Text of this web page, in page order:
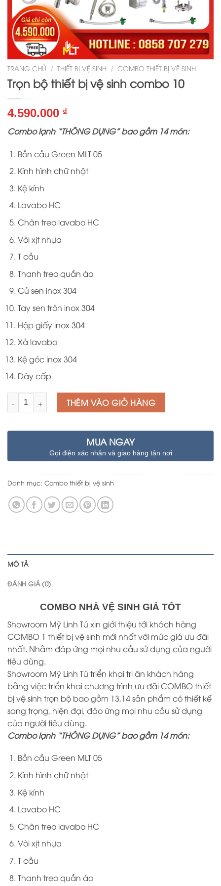
TRANG CHỦ / THIẾT BỊ VỆ SINH / COMBO THIẾT BỊ VỆ SINH
Trọn bộ thiết bị vệ sinh combo 10
4.590.000 ₫
Combo lạnh “THÔNG DỤNG” bao gồm 14 món:
Bồn cầu Green MLT 05
Kính hình chữ nhật
Kệ kính
Lavabo HC
Chân treo lavabo HC
Vòi xịt nhựa
T cầu
Thanh treo quần áo
Củ sen inox 304
Tay sen tròn inox 304
Hộp giấy inox 304
Xả lavabo
Kệ góc inox 304
Dây cấp
Số lượng THÊM VÀO GIỎ HÀNG
MUA NGAY
Gọi điện xác nhận và giao hàng tận nơi
Danh mục: Combo thiết bị vệ sinh
MÔ TẢ
ĐÁNH GIÁ (0)
COMBO NHÀ VỆ SINH GIÁ TỐT
Showroom Mỹ Linh Tú xin giới thiệu tới khách hàng
COMBO 1 thiết bị vệ sinh mới nhất với mức giá ưu đãi
nhất. Nhằm đáp ứng mọi nhu cầu sử dụng của người
tiêu dùng.
Showroom Mỹ Linh Tú triển khai tri ân khách hàng
bằng việc triển khai chương trình ưu đãi COMBO thiết
bị vệ sinh trọn bộ bao gồm 13,14 sản phẩm có thiết kế
sang trọng, hiện đại, đáo ứng mọi nhu cầu sử dụng
của người tiêu dùng.
Combo lạnh “THÔNG DỤNG” bao gồm 14 món:
Bồn cầu Green MLT 05
Kính hình chữ nhật
Kệ kính
Lavabo HC
Chân treo lavabo HC
Vòi xịt nhựa
T cầu
Thanh treo quần áo